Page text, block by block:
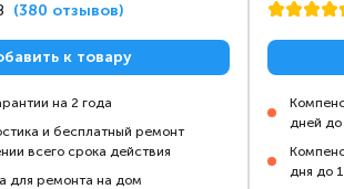
(380 отзывов)
к товару
на 2 года
и бесплатный ремонт
всего срока действия
для ремонта на дом
дней до
дня до